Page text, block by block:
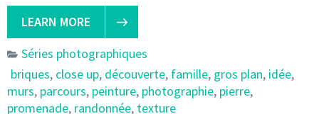
LEARN MORE
Séries photographiques
briques, close up, découverte, famille, gros plan, idée,
murs, parcours, peinture, photographie, pierre,
promenade, randonnée, texture